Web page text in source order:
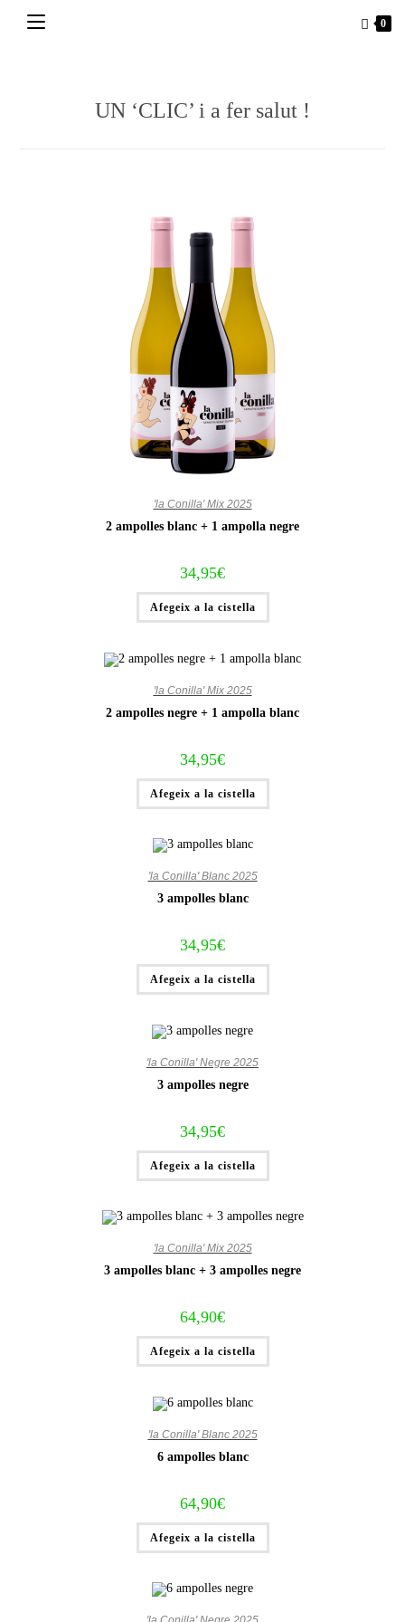
0
UN ‘CLIC’ i a fer salut !
'la Conilla' Mix 2025
2 ampolles blanc + 1 ampolla negre
34,95€
Afegeix a la cistella
'la Conilla' Mix 2025
2 ampolles negre + 1 ampolla blanc
34,95€
Afegeix a la cistella
'la Conilla' Blanc 2025
3 ampolles blanc
34,95€
Afegeix a la cistella
'la Conilla' Negre 2025
3 ampolles negre
34,95€
Afegeix a la cistella
'la Conilla' Mix 2025
3 ampolles blanc + 3 ampolles negre
64,90€
Afegeix a la cistella
'la Conilla' Blanc 2025
6 ampolles blanc
64,90€
Afegeix a la cistella